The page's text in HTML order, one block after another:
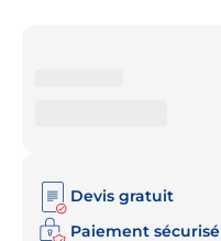
Devis gratuit
Paiement sécurisé